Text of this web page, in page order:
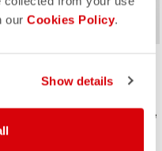
our Cookies Policy.
Show details
antivento leggera e ripiegabile
si adatta al corpo grazie alla